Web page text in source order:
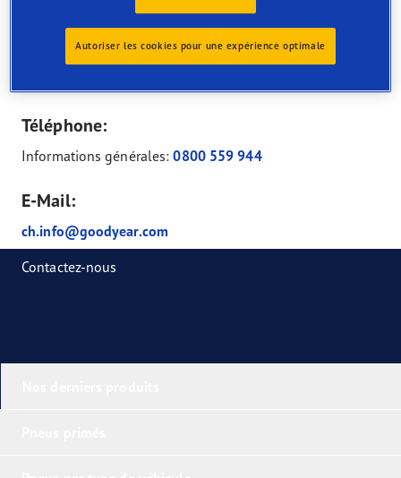
Industriestrasse 28
Téléphone:
Informations générales:0800 559 944
E-Mail:
ch.info@goodyear.com
Contactez-nous
Autoriser les cookies pour une expérience optimale